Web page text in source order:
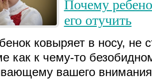
Почему
его отучить
ковыряет в носу, не
как к чему-то
вашего